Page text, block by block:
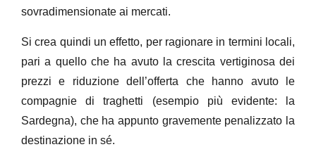
sovradimensionate ai mercati.
Si crea quindi un effetto, per ragionare in termini locali,
pari a quello che ha avuto la crescita vertiginosa dei
prezzi e riduzione dell’offerta che hanno avuto le
compagnie di traghetti (esempio più evidente: la
Sardegna), che ha appunto gravemente penalizzato la
destinazione in sé.